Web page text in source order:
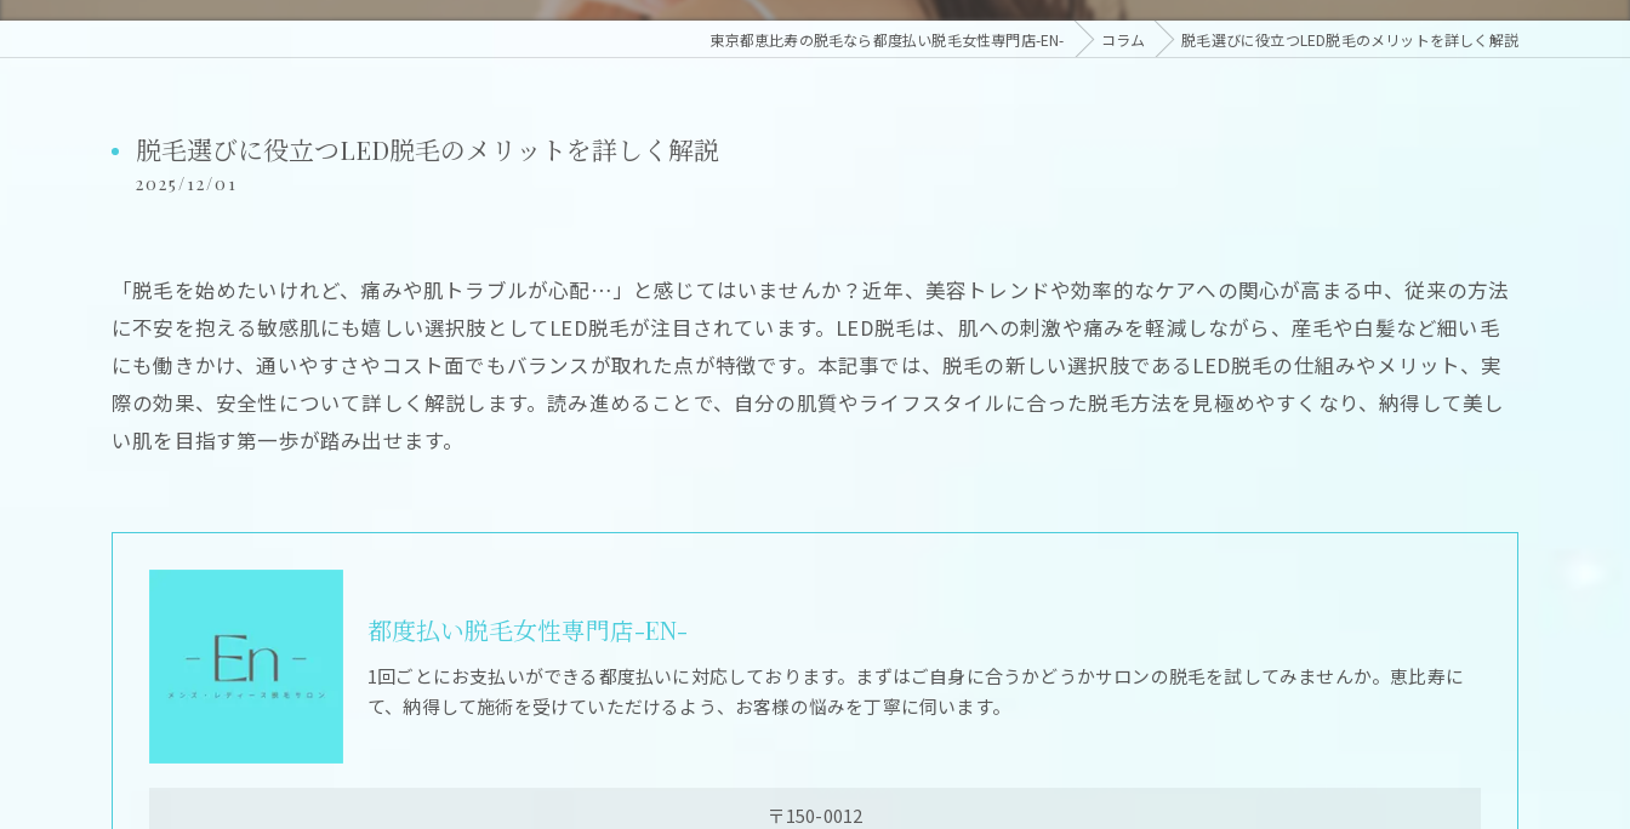
東京都恵比寿の脱毛なら都度払い脱毛女性専門店-EN- コラム 脱毛選びに役立つLED脱毛のメリットを詳しく解説
脱毛選びに役立つLED脱毛のメリットを詳しく解説
2025/12/01
「脱毛を始めたいけれど、痛みや肌トラブルが心配…」と感じてはいませんか？近年、美容トレンドや効率的なケアへの関心が高まる中、従来の方法
に不安を抱える敏感肌にも嬉しい選択肢としてLED脱毛が注目されています。LED脱毛は、肌への刺激や痛みを軽減しながら、産毛や白髪など細い毛
にも働きかけ、通いやすさやコスト面でもバランスが取れた点が特徴です。本記事では、脱毛の新しい選択肢であるLED脱毛の仕組みやメリット、実
際の効果、安全性について詳しく解説します。読み進めることで、自分の肌質やライフスタイルに合った脱毛方法を見極めやすくなり、納得して美し
い肌を目指す第一歩が踏み出せます。
都度払い脱毛女性専門店-EN-
1回ごとにお支払いができる都度払いに対応しております。まずはご自身に合うかどうかサロンの脱毛を試してみませんか。恵比寿に
て、納得して施術を受けていただけるよう、お客様の悩みを丁寧に伺います。
〒150-0012